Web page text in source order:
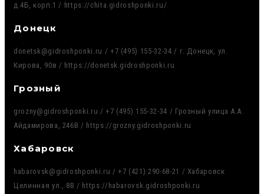
д.4Б, корп.1 / https://chita.gidroshponki.ru/
Донецк
donetsk@gidroshponki.ru / +7 (495) 155-32-34 / г. Донецк, ул.
Кирова, 90в / https://donetsk.gidroshponki.ru
Грозный
grozny@gidroshponki.ru / +7 (495) 155-32-34 / Грозный улица А.А.
Айдамирова, 246В / https://grozny.gidroshponki.ru
Хабаровск
habarovsk@gidroshponki.ru / +7 (421) 290-68-21 / Хабаровск
Целинная ул., 8В / https://habarovsk.gidroshponki.ru